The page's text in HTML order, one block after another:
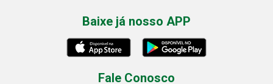
Baixe já nosso APP
Fale Conosco